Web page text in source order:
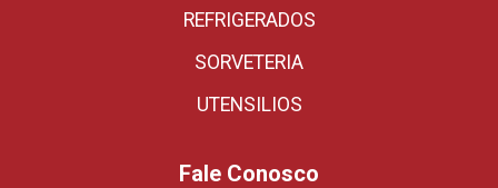
REFRIGERADOS
SORVETERIA
UTENSILIOS
Fale Conosco